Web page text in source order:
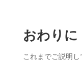
おわりに
これまでご説明